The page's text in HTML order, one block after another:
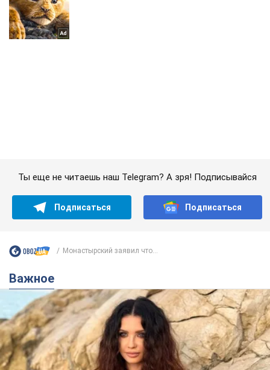
50-летняя Lama раскрыла секреты своей
красоты и ответила на упреки, что сохраняет
молодость, ведь у нее нет детей
По словам певицы, она не делает ничего необычного